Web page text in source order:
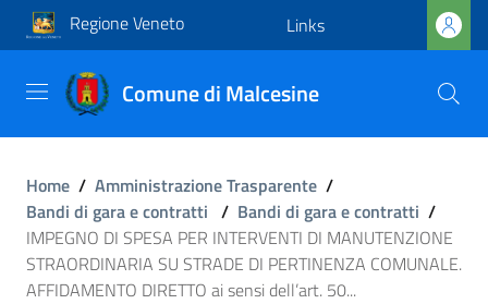
Regione Veneto Links
Comune di Malcesine
Home / Amministrazione Trasparente /
Bandi di gara e contratti / Bandi di gara e contratti /
IMPEGNO DI SPESA PER INTERVENTI DI MANUTENZIONE
STRAORDINARIA SU STRADE DI PERTINENZA COMUNALE.
AFFIDAMENTO DIRETTO ai sensi dell’art. 50...